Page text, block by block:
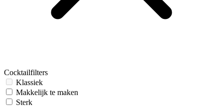
Cocktailfilters
Klassiek
Makkelijk te maken
Sterk